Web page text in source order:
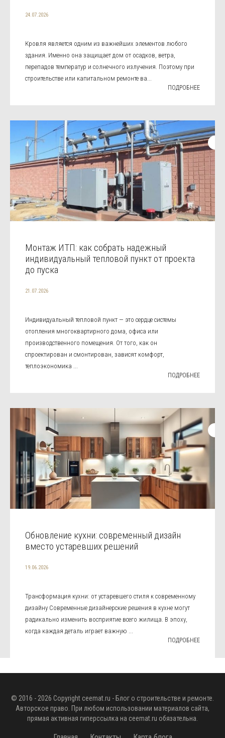
24.07.2026
Кровля является одним из важнейших элементов любого
здания. Именно она защищает дом от осадков, ветра,
перепадов температур и солнечного излучения. Поэтому при
строительстве или капитальном ремонте ва...
ПОДРОБНЕЕ
Монтаж ИТП: как собрать надежный
индивидуальный тепловой пункт от проекта
до пуска
21.07.2026
Индивидуальный тепловой пункт — это сердце системы
отопления многоквартирного дома, офиса или
производственного помещения. От того, как он
спроектирован и смонтирован, зависят комфорт,
теплоэкономика ...
ПОДРОБНЕЕ
Обновление кухни: современный дизайн
вместо устаревших решений
19.06.2026
Трансформация кухни: от устаревшего стиля к современному
дизайну Современные дизайнерские решения в кухне могут
радикально изменить восприятие всего жилища. В эпоху,
когда каждая деталь играет важную ...
ПОДРОБНЕЕ
© 2016 - 2026 Copyright ceemat.ru - Блог о строительстве и ремонте.
Авторское право. При любом использовании материалов сайта,
прямая активная гиперссылка на ceemat.ru обязательна.